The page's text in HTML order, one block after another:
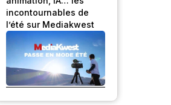
incontournables de
l’été sur Mediakwest